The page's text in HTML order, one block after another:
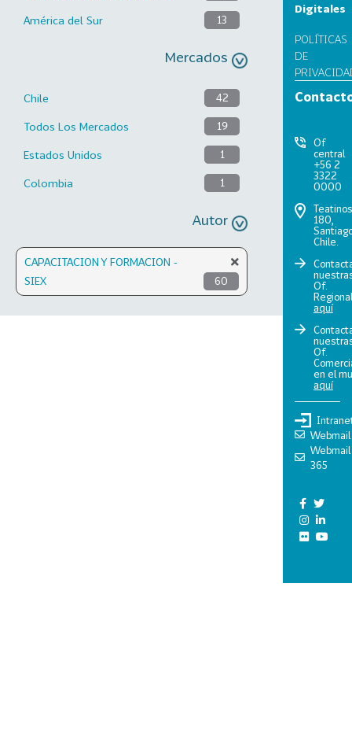
América del Sur 13
Mercados
Chile 42
Todos Los Mercados 19
Estados Unidos 1
Colombia 1
Autor
CAPACITACION Y FORMACION -
SIEX
60
Digitales
POLÍTICAS
DE
Of
central
+56 2
3322
0000
Teatinos
180,
Chile.
Of.
aquí
Of.
en el
aquí
Webmail
Webmail
365